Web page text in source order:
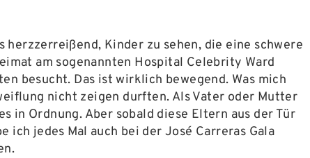
Kinder zu sehen, die eine schwere
am sogenannten Hospital Celebrity Ward
besucht. Das ist wirklich bewegend. Was mich
nicht zeigen durften. Als Vater oder Mutter
in Ordnung. Aber sobald diese Eltern aus der Tür
ich jedes Mal auch bei der José Carreras Gala